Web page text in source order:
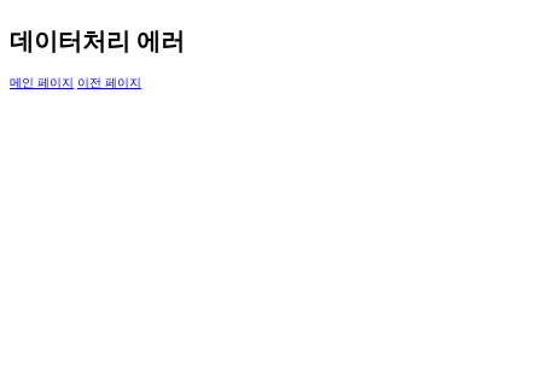
데이터처리 에러
메인 페이지 이전 페이지